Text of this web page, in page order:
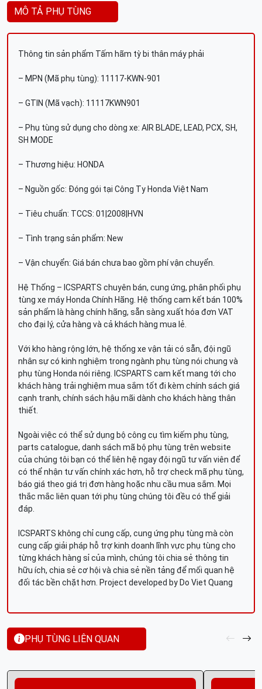
MÔ TẢ PHỤ TÙNG
Thông tin sản phẩm Tấm hãm tỳ bi thân máy phải
– MPN (Mã phụ tùng): 11117-KWN-901
– GTIN (Mã vạch): 11117KWN901
– Phụ tùng sử dụng cho dòng xe: AIR BLADE, LEAD, PCX, SH,
SH MODE
– Thương hiệu: HONDA
– Nguồn gốc: Đóng gói tại Công Ty Honda Việt Nam
– Tiêu chuẩn: TCCS: 01|2008|HVN
– Tình trạng sản phẩm: New
– Vận chuyển: Giá bán chưa bao gồm phí vận chuyển.
Hệ Thống – ICSPARTS chuyên bán, cung ứng, phân phối phụ
tùng xe máy Honda Chính Hãng. Hệ thống cam kết bán 100%
sản phẩm là hàng chính hãng, sẵn sàng xuất hóa đơn VAT
cho đại lý, cửa hàng và cả khách hàng mua lẻ.
Với kho hàng rộng lớn, hệ thống xe vận tải có sẵn, đội ngũ
nhân sự có kinh nghiệm trong ngành phụ tùng nói chung và
phụ tùng Honda nói riêng. ICSPARTS cam kết mang tới cho
khách hàng trải nghiệm mua sắm tốt đi kèm chính sách giá
cạnh tranh, chính sách hậu mãi dành cho khách hàng thân
thiết.
Ngoài việc có thể sử dụng bộ công cụ tìm kiếm phụ tùng,
parts catalogue, danh sách mã bộ phụ tùng trên website
của chúng tôi bạn có thể liên hệ ngay đội ngũ tư vấn viên để
có thể nhận tư vấn chính xác hơn, hỗ trợ check mã phụ tùng,
báo giá theo giá trị đơn hàng hoặc nhu cầu mua sắm. Mọi
thắc mắc liên quan tới phụ tùng chúng tôi đều có thể giải
đáp.
ICSPARTS không chỉ cung cấp, cung ứng phụ tùng mà còn
cung cấp giải pháp hỗ trợ kinh doanh lĩnh vực phụ tùng cho
từng khách hàng sỉ của mình, chúng tôi chia sẻ thông tin
hữu ích, chia sẻ cơ hội và chia sẻ nền tảng để mối quan hệ
đối tác bền chặt hơn. Project developed by Do Viet Quang
PHỤ TÙNG LIÊN QUAN